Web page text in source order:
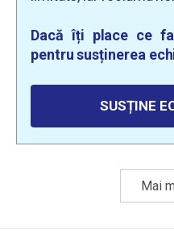
Dacă îți place ce
pentru susținerea
SUSȚINE
Mai